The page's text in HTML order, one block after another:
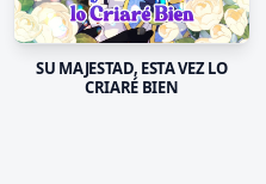
SU MAJESTAD, ESTA VEZ LO
CRIARÉ BIEN